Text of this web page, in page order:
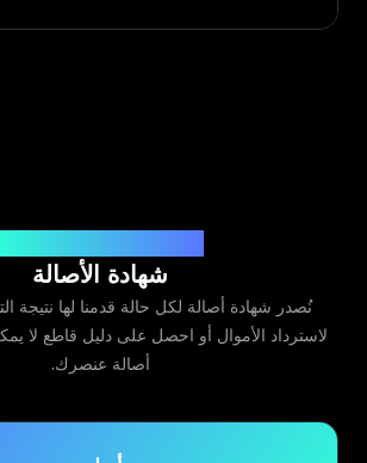
شهادة الأصالة
نُصدر شهادة أصالة لكل حالة قدمنا لها نتيجة
لاسترداد الأموال أو احصل على دليل قاطع لا
أصالة عنصرك.